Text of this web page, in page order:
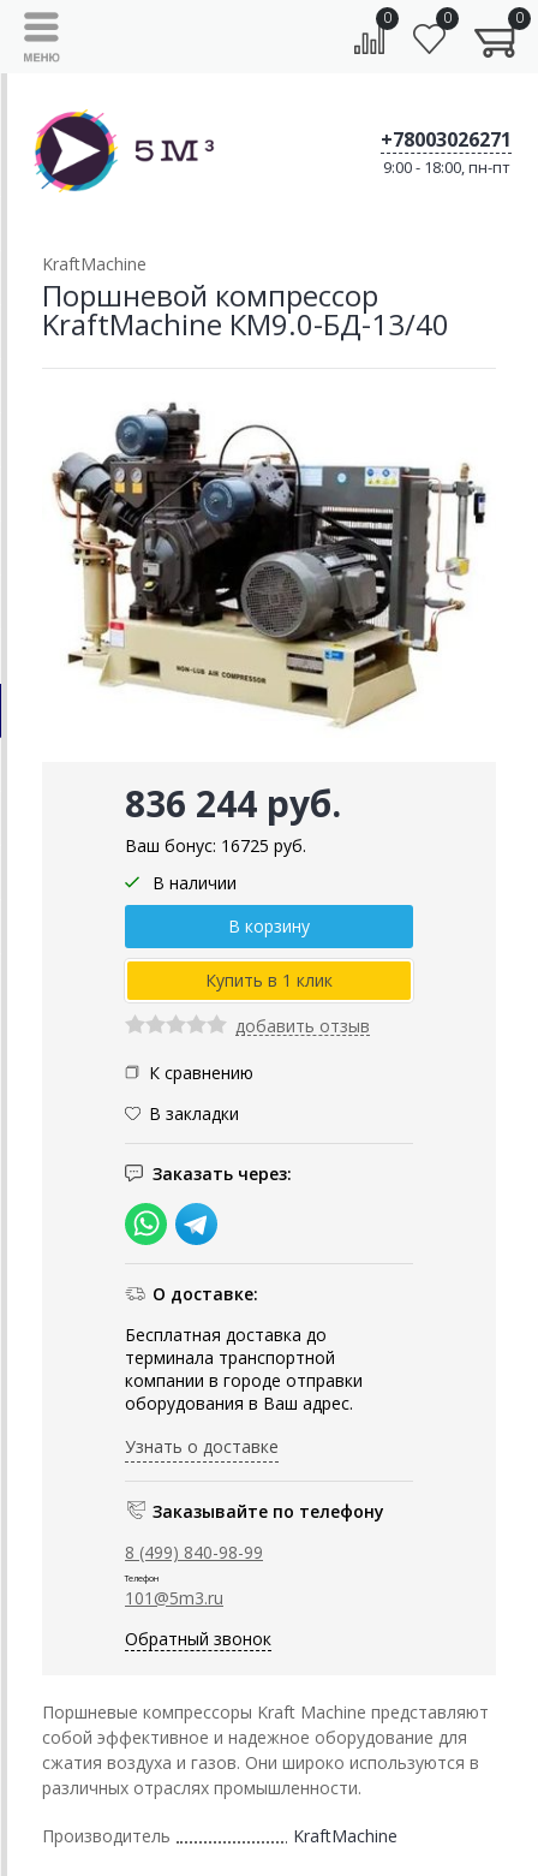
0 0 0
+78003026271
9:00 - 18:00, пн-пт
KraftMachine
Поршневой компрессор
KraftMachine КМ9.0-БД-13/40
836 244 руб.
Ваш бонус: 16725 руб.
В наличии
добавить отзыв
К сравнению
В закладки
Заказать через:
О доставке:
Бесплатная доставка до
терминала транспортной
компании в городе отправки
оборудования в Ваш адрес.
Узнать о доставке
Заказывайте по телефону
8 (499) 840-98-99
Телефон
101@5m3.ru
Обратный звонок
Поршневые компрессоры Kraft Machine представляют
собой эффективное и надежное оборудование для
сжатия воздуха и газов. Они широко используются в
различных отраслях промышленности.
Производитель KraftMachine